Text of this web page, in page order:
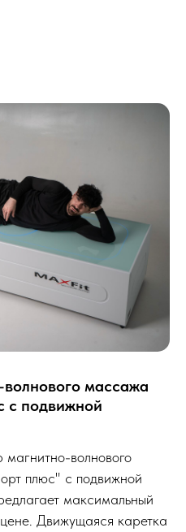
массажа
с подвижной
волнового
плюс" с подвижной
максимальный
Движущаяся каретка